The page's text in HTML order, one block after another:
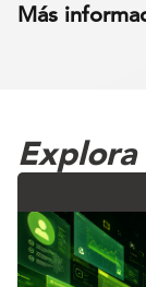
Más
Explora